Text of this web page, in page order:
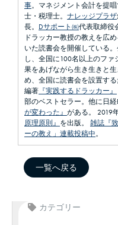
事。マネジメント会計を提
士・税理士。 ナレッジプラザ
長。 Dサポート㈱代表取締役
ドラッカー教授の教えを広
いた読書会を開催している
し、全国に100名以上のフ
果をあげながら生き生きと
め、全国に読書会を設置する
編著 『実践するドラッカー』
部のベストセラー。他に日経
が変わった』 がある。 2019
原理原則』 を出版。 雑誌『
ーの教え」連載投稿中。
一覧へ戻る
カテゴリー